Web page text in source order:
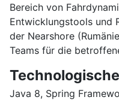
Bereich von
Entwicklungstools und
der Nearshore
Teams für die
Java 8, Spring